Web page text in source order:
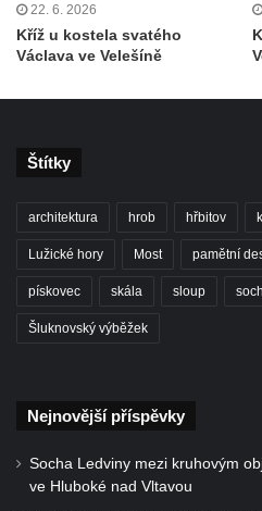
Machovský kříž v
Kříž u domu čp. 79 v ulici
Velkém Šenově
Kříž naproti domu čp. 23 v ulici
Údajný kříž u silnice č. 15
Kříž u silnice č. 15 západně od
22. 6. 2026
Kříž u kostela svatého
Václava ve Velešíně
Štítky
architektura hrob hřbitov
Lužické hory Most pamětní
pískovec skála sloup
Šluknovský výběžek
Nejnovější příspěvky
Socha Ledviny mezi kruhovým
ve Hluboké nad Vltavou